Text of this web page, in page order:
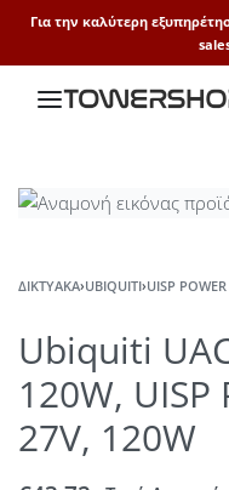
Για την καλύτερη
ΔΙΚΤΥΑΚΆ›UBIQUITI›UISP POWER
Ubiquiti
120W,
27V, 120W